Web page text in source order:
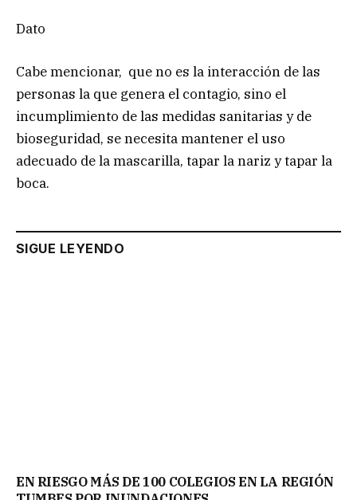
Dato
Cabe mencionar, que no es la interacción de las
personas la que genera el contagio, sino el
incumplimiento de las medidas sanitarias y de
bioseguridad, se necesita mantener el uso
adecuado de la mascarilla, tapar la nariz y tapar la
boca.
SIGUE LEYENDO
EN RIESGO MÁS DE 100 COLEGIOS EN LA REGIÓN